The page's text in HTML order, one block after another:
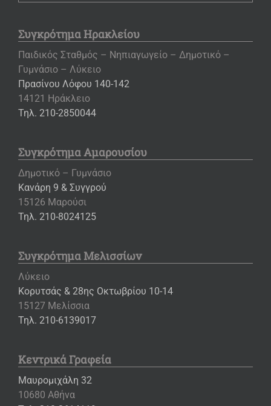
Συγκρότημα Ηρακλείου
Παιδικός Σταθμός – Νηπιαγωγείο – Δημοτικό –
Γυμνάσιο – Λύκειο
Πρασίνου Λόφου 140-142
14121 Ηράκλειο
Τηλ. 210-2850044
Συγκρότημα Αμαρουσίου
Δημοτικό – Γυμνάσιο
Κανάρη 9 & Συγγρού
15126 Μαρούσι
Τηλ. 210-8024125
Συγκρότημα Μελισσίων
Λύκειο
Κορυτσάς & 28ης Οκτωβρίου 10-14
15127 Μελίσσια
Τηλ. 210-6139017
Κεντρικά Γραφεία
Μαυρομιχάλη 32
10680 Αθήνα